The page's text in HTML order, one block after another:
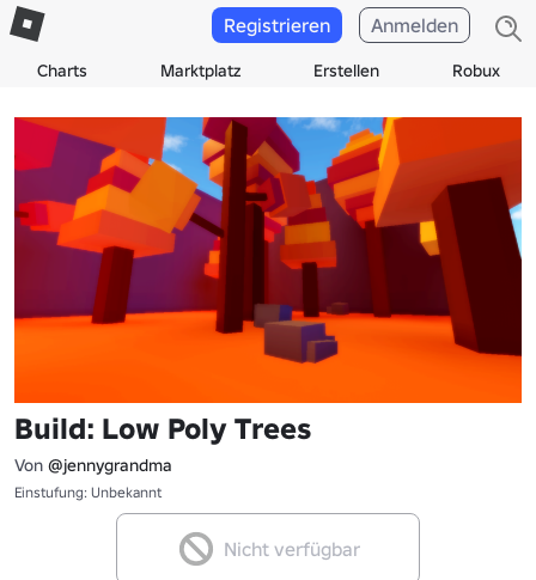
Charts Marktplatz Erstellen Robux
Registrieren Anmelden
Build: Low Poly Trees
Von @jennygrandma
Einstufung: Unbekannt
Nicht verfügbar